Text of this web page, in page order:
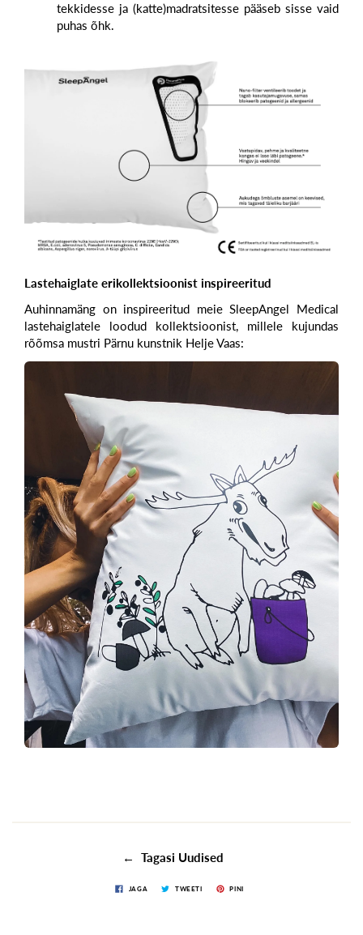
tekkidesse ja (katte)madratsitesse pääseb sisse vaid
puhas õhk.
Lastehaiglate erikollektsioonist inspireeritud
Auhinnamäng on inspireeritud meie SleepAngel Medical
lastehaiglatele loodud kollektsioonist, millele kujundas
rõõmsa mustri Pärnu kunstnik Helje Vaas:
← Tagasi Uudised
JAGA TWEETI PINI